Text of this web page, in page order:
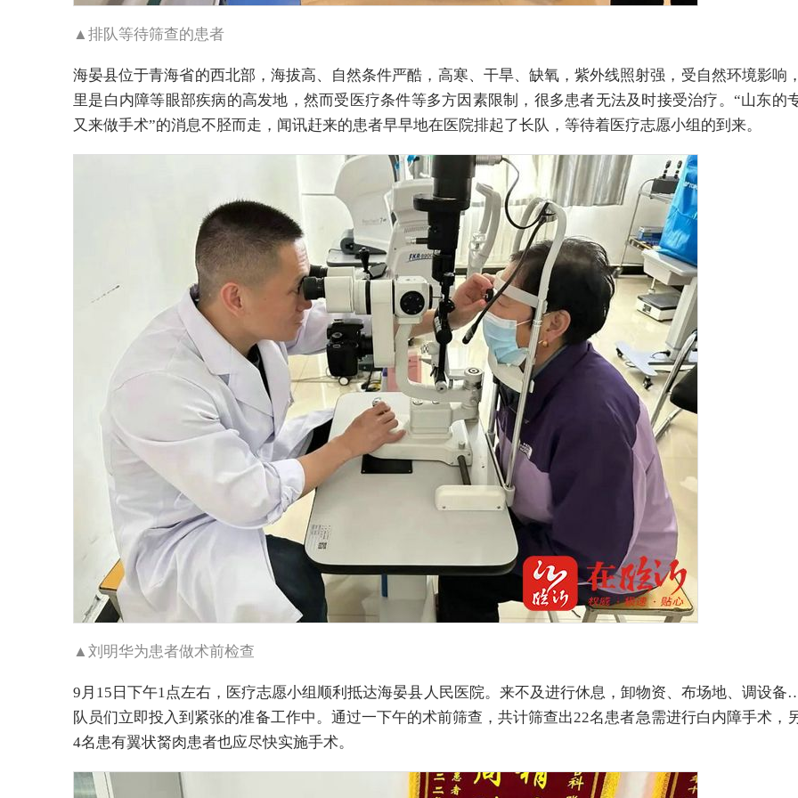
▲排队等待筛查的患者
海晏县位于青海省的西北部，海拔高、自然条件严酷，高寒、干旱、缺氧，紫外线照射强，受自然环境影响
里是白内障等眼部疾病的高发地，然而受医疗条件等多方因素限制，很多患者无法及时接受治疗。“山东的
又来做手术”的消息不胫而走，闻讯赶来的患者早早地在医院排起了长队，等待着医疗志愿小组的到来。
▲刘明华为患者做术前检查
9月15日下午1点左右，医疗志愿小组顺利抵达海晏县人民医院。来不及进行休息，卸物资、布场地、调设
队员们立即投入到紧张的准备工作中。通过一下午的术前筛查，共计筛查出22名患者急需进行白内障手术，
4名患有翼状胬肉患者也应尽快实施手术。